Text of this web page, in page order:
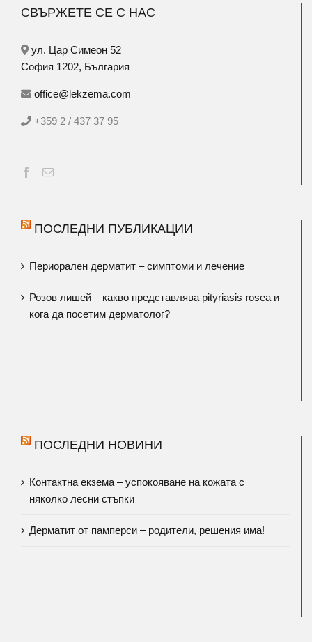
СВЪРЖЕТЕ СЕ С НАС
ул. Цар Симеон 52
София 1202, България
office@lekzema.com
+359 2 / 437 37 95
ПОСЛЕДНИ ПУБЛИКАЦИИ
Периорален дерматит – симптоми и лечение
Розов лишей – какво представлява pityriasis rosea и
кога да посетим дерматолог?
ПОСЛЕДНИ НОВИНИ
Контактна екзема – успокояване на кожата с
няколко лесни стъпки
Дерматит от памперси – родители, решения има!